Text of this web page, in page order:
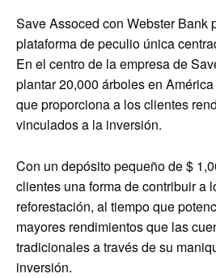
Save Assoced con Webster Bank
plataforma de peculio única
En el centro de la empresa de
plantar 20,000 árboles en
que proporciona a los clientes
vinculados a la inversión.
Con un depósito pequeño de $
clientes una forma de contribuir a
reforestación, al tiempo que
mayores rendimientos que las
tradicionales a través de su
inversión.